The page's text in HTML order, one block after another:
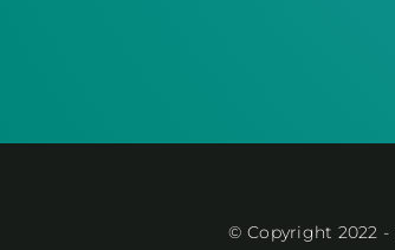
© Copyright 2022 -